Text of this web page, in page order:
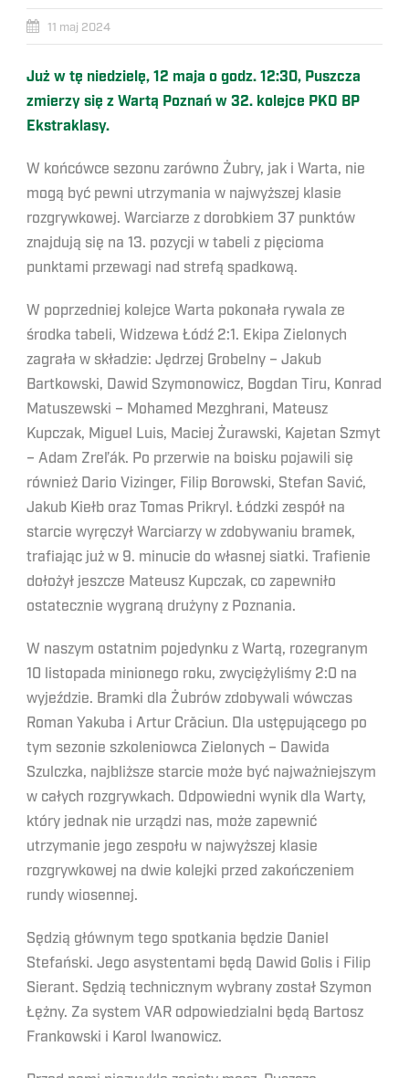
11 maj 2024
Już w tę niedzielę, 12 maja o godz. 12:30, Puszcza
zmierzy się z Wartą Poznań w 32. kolejce PKO BP
Ekstraklasy.
W końcówce sezonu zarówno Żubry, jak i Warta, nie
mogą być pewni utrzymania w najwyższej klasie
rozgrywkowej. Warciarze z dorobkiem 37 punktów
znajdują się na 13. pozycji w tabeli z pięcioma
punktami przewagi nad strefą spadkową.
W poprzedniej kolejce Warta pokonała rywala ze
środka tabeli, Widzewa Łódź 2:1. Ekipa Zielonych
zagrała w składzie: Jędrzej Grobelny – Jakub
Bartkowski, Dawid Szymonowicz, Bogdan Tiru, Konrad
Matuszewski – Mohamed Mezghrani, Mateusz
Kupczak, Miguel Luis, Maciej Żurawski, Kajetan Szmyt
– Adam Zreľák. Po przerwie na boisku pojawili się
również Dario Vizinger, Filip Borowski, Stefan Savić,
Jakub Kiełb oraz Tomas Prikryl. Łódzki zespół na
starcie wyręczył Warciarzy w zdobywaniu bramek,
trafiając już w 9. minucie do własnej siatki. Trafienie
dołożył jeszcze Mateusz Kupczak, co zapewniło
ostatecznie wygraną drużyny z Poznania.
W naszym ostatnim pojedynku z Wartą, rozegranym
10 listopada minionego roku, zwyciężyliśmy 2:0 na
wyjeździe. Bramki dla Żubrów zdobywali wówczas
Roman Yakuba i Artur Crăciun. Dla ustępującego po
tym sezonie szkoleniowca Zielonych – Dawida
Szulczka, najbliższe starcie może być najważniejszym
w całych rozgrywkach. Odpowiedni wynik dla Warty,
który jednak nie urządzi nas, może zapewnić
utrzymanie jego zespołu w najwyższej klasie
rozgrywkowej na dwie kolejki przed zakończeniem
rundy wiosennej.
Sędzią głównym tego spotkania będzie Daniel
Stefański. Jego asystentami będą Dawid Golis i Filip
Sierant. Sędzią technicznym wybrany został Szymon
Łężny. Za system VAR odpowiedzialni będą Bartosz
Frankowski i Karol Iwanowicz.